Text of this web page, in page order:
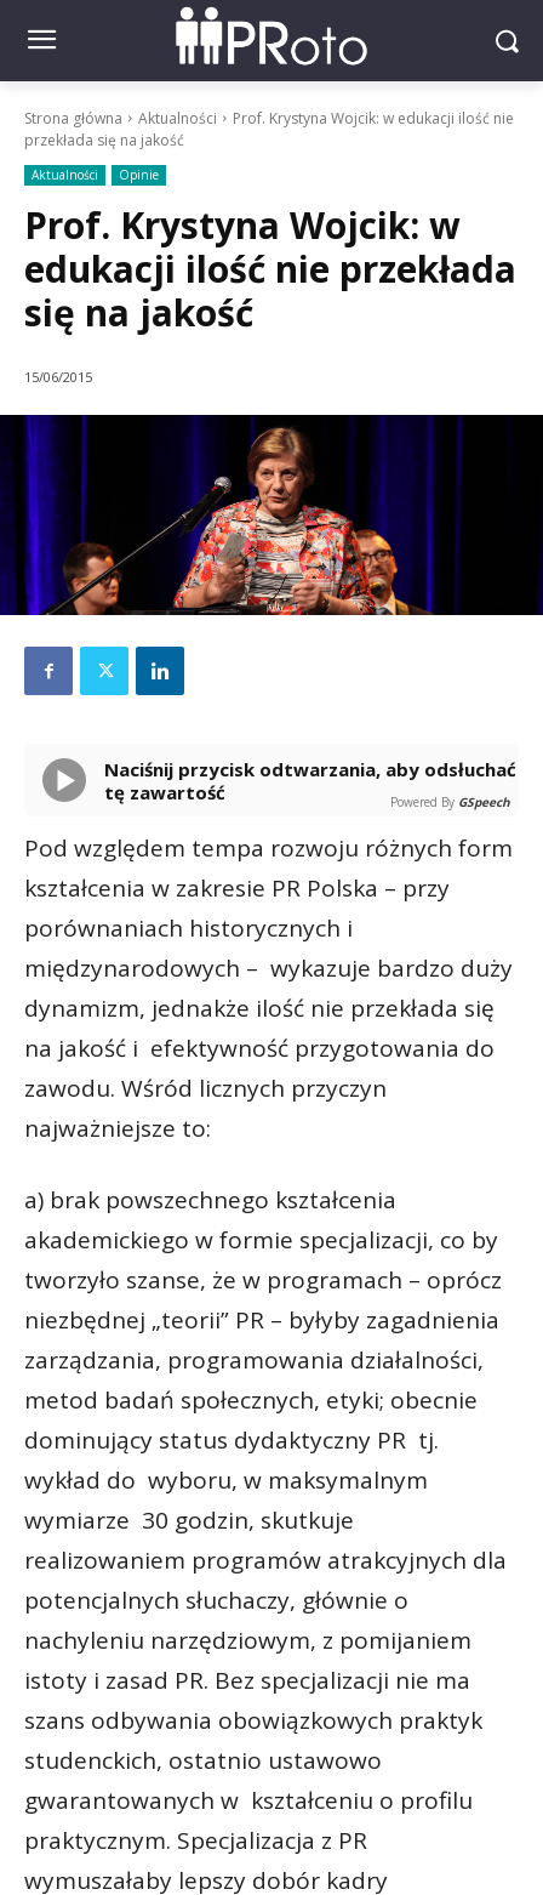
Strona główna Aktualności
Prof. Krystyna Wojcik: w edukacji ilość nie
przekłada się na jakość
Aktualności Opinie
Prof. Krystyna Wojcik: w
edukacji ilość nie przekłada
się na jakość
15/06/2015
Naciśnij przycisk odtwarzania, aby odsłuchać
tę zawartość
Powered By GSpeech
Pod względem tempa rozwoju różnych form
kształcenia w zakresie PR Polska – przy
porównaniach historycznych i
międzynarodowych – wykazuje bardzo duży
dynamizm, jednakże ilość nie przekłada się
na jakość i efektywność przygotowania do
zawodu. Wśród licznych przyczyn
najważniejsze to:
a) brak powszechnego kształcenia
akademickiego w formie specjalizacji, co by
tworzyło szanse, że w programach – oprócz
niezbędnej „teorii” PR – byłyby zagadnienia
zarządzania, programowania działalności,
metod badań społecznych, etyki; obecnie
dominujący status dydaktyczny PR tj.
wykład do wyboru, w maksymalnym
wymiarze 30 godzin, skutkuje
realizowaniem programów atrakcyjnych dla
potencjalnych słuchaczy, głównie o
nachyleniu narzędziowym, z pomijaniem
istoty i zasad PR. Bez specjalizacji nie ma
szans odbywania obowiązkowych praktyk
studenckich, ostatnio ustawowo
gwarantowanych w kształceniu o profilu
praktycznym. Specjalizacja z PR
wymuszałaby lepszy dobór kadry